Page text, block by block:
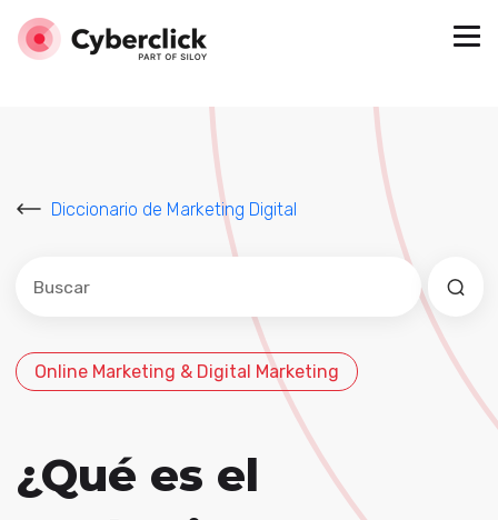
Diccionario de Marketing Digital
Este es un campo de búsqueda con una función de
No hay sugerencias porque el campo de
Online Marketing & Digital Marketing
¿Qué es el